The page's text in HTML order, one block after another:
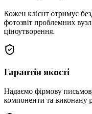
Кожен клієнт отримує
фотозвіт проблемних
ціноутворення.
Гарантія якості
Надаємо фірмову
компоненти та виконану